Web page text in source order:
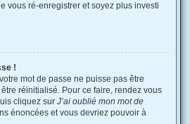
vous ré-enregistrer et soyez plus investi
!
mot de passe ne puisse pas être
réinitialisé. Pour ce faire, rendez vous
cliquez sur J’ai oublié mon mot de
énoncées et vous devriez pouvoir à